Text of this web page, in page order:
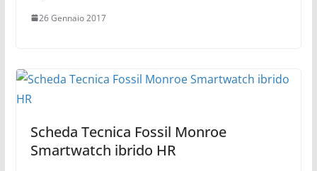
26 Gennaio 2017
Scheda Tecnica Fossil Monroe
Smartwatch ibrido HR